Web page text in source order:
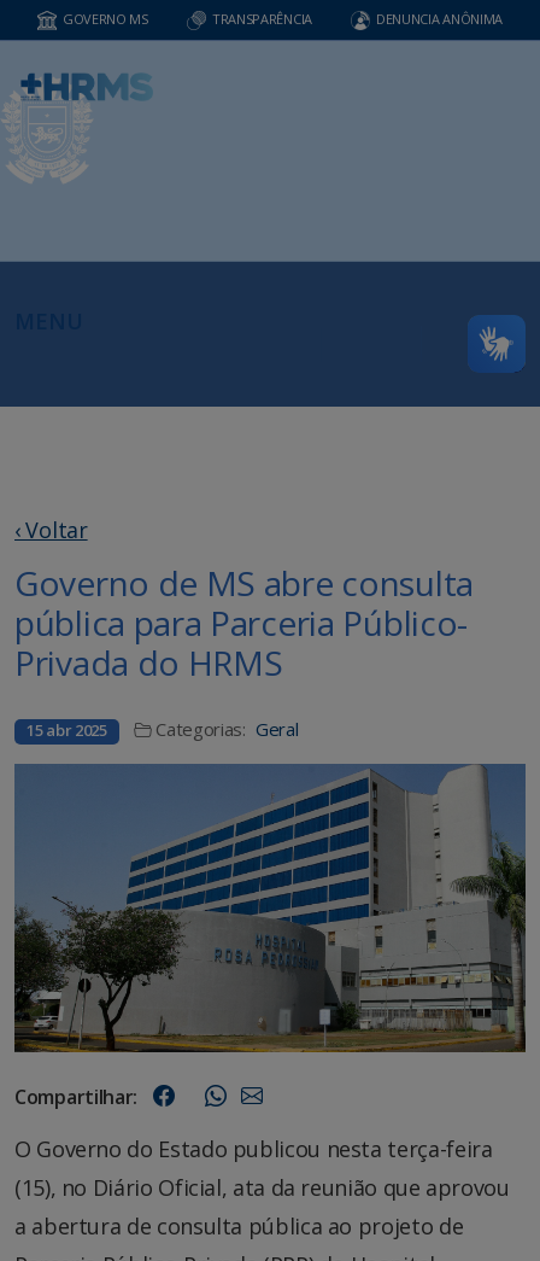
GOVERNO MS TRANSPARÊNCIA DENUNCIA ANÔNIMA
‹ Voltar
Governo de MS abre consulta
pública para Parceria Público-
Privada do HRMS
15 abr 2025 Categorias: Geral
Compartilhar:
O Governo do Estado publicou nesta terça-feira
(15), no Diário Oficial, ata da reunião que aprovou
a abertura de consulta pública ao projeto de